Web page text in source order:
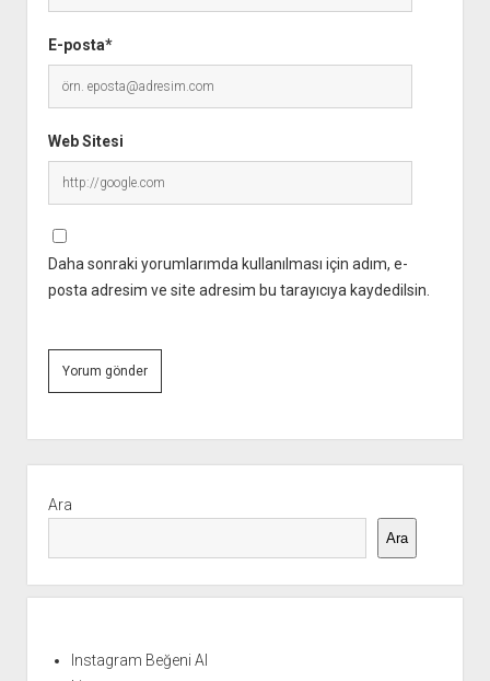
E-posta*
Web Sitesi
Daha sonraki yorumlarımda kullanılması için adım, e-
posta adresim ve site adresim bu tarayıcıya kaydedilsin.
Menü
Ara
Ara
Instagram Beğeni Al